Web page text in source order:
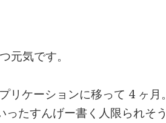
元気です。
ケーションに移って 4 ヶ月。
たすんげー書く人限られそう